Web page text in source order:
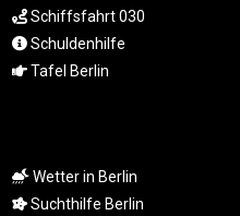
LYD 7.331909
MAD 10.743067
MGA
2427.363841
MNT
Schiffsfahrt 030
Schuldenhilfe
Tafel Berlin
Wetter in Berlin
Suchthilfe Berlin